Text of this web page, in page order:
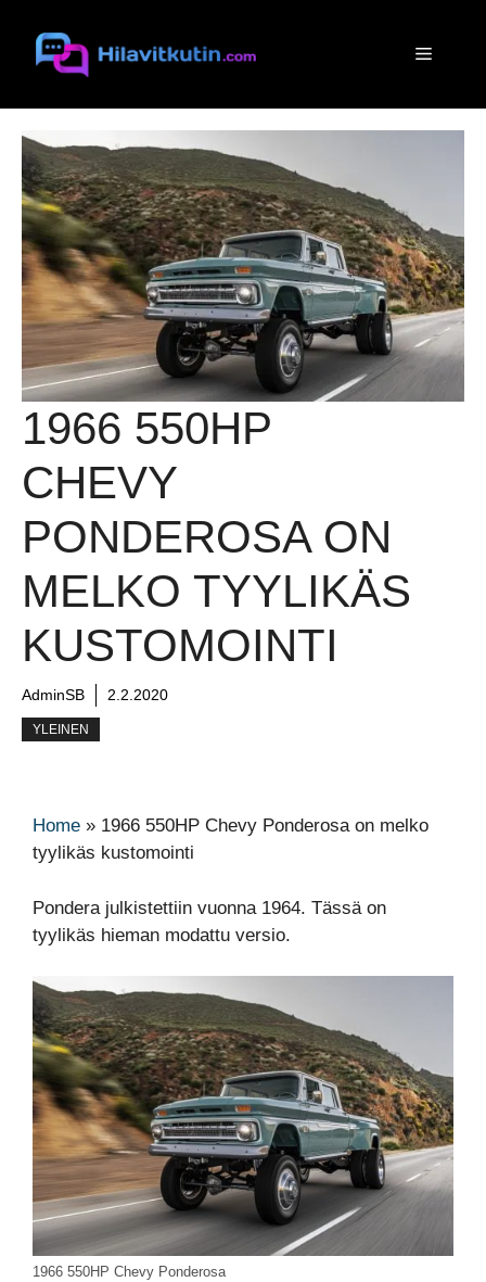
sisältöön
Valikko
1966 550HP
CHEVY
PONDEROSA ON
MELKO TYYLIKÄS
KUSTOMOINTI
AdminSB 2.2.2020
YLEINEN
Home » 1966 550HP Chevy Ponderosa on melko
tyylikäs kustomointi
Pondera julkistettiin vuonna 1964. Tässä on
tyylikäs hieman modattu versio.
1966 550HP Chevy Ponderosa